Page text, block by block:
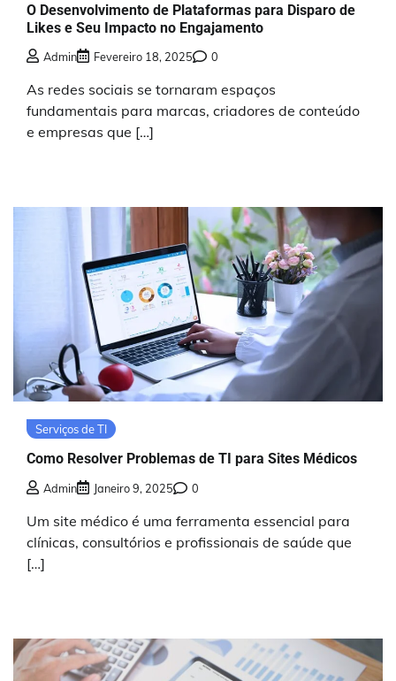
O Desenvolvimento de Plataformas para Disparo de
Likes e Seu Impacto no Engajamento
Admin Fevereiro 18, 2025 0
As redes sociais se tornaram espaços
fundamentais para marcas, criadores de conteúdo
e empresas que […]
Serviços de TI
Como Resolver Problemas de TI para Sites Médicos
Admin Janeiro 9, 2025 0
Um site médico é uma ferramenta essencial para
clínicas, consultórios e profissionais de saúde que
[…]